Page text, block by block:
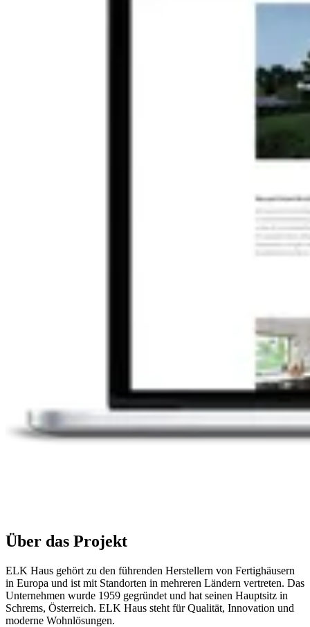
Über das Projekt
ELK Haus gehört zu den führenden Herstellern von Fertighäusern
in Europa und ist mit Standorten in mehreren Ländern vertreten. Das
Unternehmen wurde 1959 gegründet und hat seinen Hauptsitz in
Schrems, Österreich. ELK Haus steht für Qualität, Innovation und
moderne Wohnlösungen.